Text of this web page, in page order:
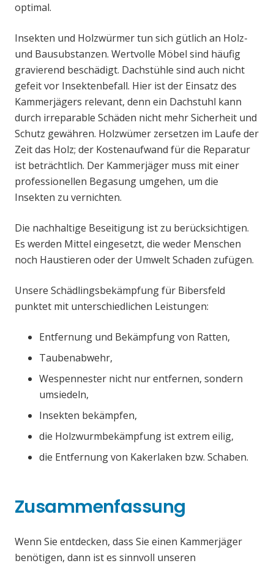
optimal.
Insekten und Holzwürmer tun sich gütlich an Holz-
und Bausubstanzen. Wertvolle Möbel sind häufig
gravierend beschädigt. Dachstühle sind auch nicht
gefeit vor Insektenbefall. Hier ist der Einsatz des
Kammerjägers relevant, denn ein Dachstuhl kann
durch irreparable Schäden nicht mehr Sicherheit und
Schutz gewähren. Holzwümer zersetzen im Laufe der
Zeit das Holz; der Kostenaufwand für die Reparatur
ist beträchtlich. Der Kammerjäger muss mit einer
professionellen Begasung umgehen, um die
Insekten zu vernichten.
Die nachhaltige Beseitigung ist zu berücksichtigen.
Es werden Mittel eingesetzt, die weder Menschen
noch Haustieren oder der Umwelt Schaden zufügen.
Unsere Schädlingsbekämpfung für Bibersfeld
punktet mit unterschiedlichen Leistungen:
Entfernung und Bekämpfung von Ratten,
Taubenabwehr,
Wespennester nicht nur entfernen, sondern
umsiedeln,
Insekten bekämpfen,
die Holzwurmbekämpfung ist extrem eilig,
die Entfernung von Kakerlaken bzw. Schaben.
Zusammenfassung
Wenn Sie entdecken, dass Sie einen Kammerjäger
benötigen, dann ist es sinnvoll unseren